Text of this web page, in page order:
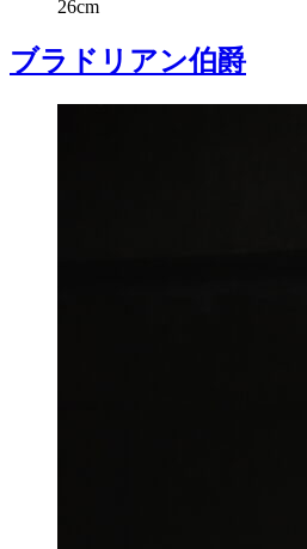
26cm
ブラドリアン伯爵